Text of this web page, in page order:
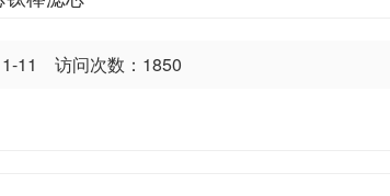
11 访问次数：1850